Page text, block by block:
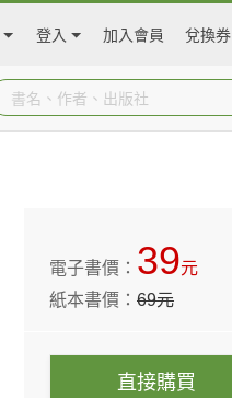
登入 加入會員 兌換券
電子書價： 39元
紙本書價：69元
直接購買